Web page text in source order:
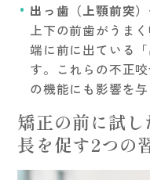
出っ歯（上顎前突
上下の前歯がうま
端に前に出ている
す。これらの不正
の機能にも影響を
矯正の前に試
長を促す2つの